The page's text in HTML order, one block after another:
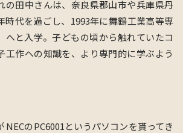
の田中さんは、奈良県郡山市や兵庫県丹
時代を過ごし、1993年に舞鶴工業高等専
へと入学。子どもの頃から触れていたコ
工作への知識を、より専門的に学ぶよう
NECのPC6001というパソコンを貰ってき